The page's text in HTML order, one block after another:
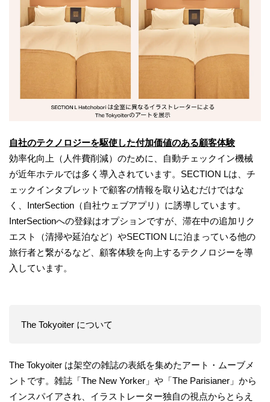
自社のテクノロジーを駆使した付加価値のある顧客体験
効率化向上（人件費削減）のために、自動チェックイン機械
が近年ホテルでは多く導入されています。SECTION Lは、チ
ェックインタブレットで顧客の情報を取り込むだけではな
く、InterSection（自社ウェブアプリ）に誘導しています。
InterSectionへの登録はオプションですが、滞在中の追加リク
エスト（清掃や延泊など）やSECTION Lに泊まっている他の
旅行者と繋がるなど、顧客体験を向上するテクノロジーを導
入しています。
The Tokyoiter について
The Tokyoiter は架空の雑誌の表紙を集めたアート・ムーブメ
ントです。雑誌「The New Yorker」や「The Parisianer」から
インスパイアされ、イラストレーター独自の視点からとらえ